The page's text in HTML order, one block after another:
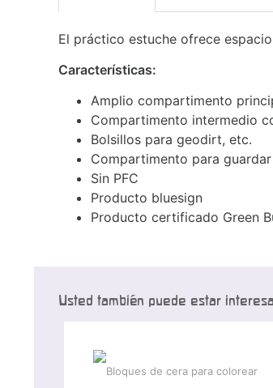
El práctico estuche ofrece
Características:
Amplio compartimento
Compartimento intermedio
Bolsillos para geodirt, etc.
Compartimento para
Sin PFC
Producto bluesign
Producto certificado Green
Usted también puede estar